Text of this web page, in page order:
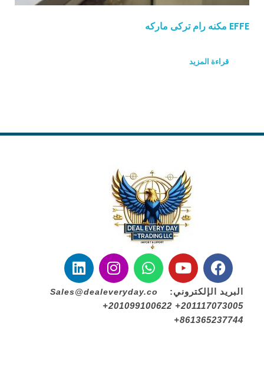
EFFE مكنه رام تركى ماركه
قراءة المزيد
البريد الإلكتروني: Sales@dealeveryday.co
+201099100622 +201117073005
+861365237744